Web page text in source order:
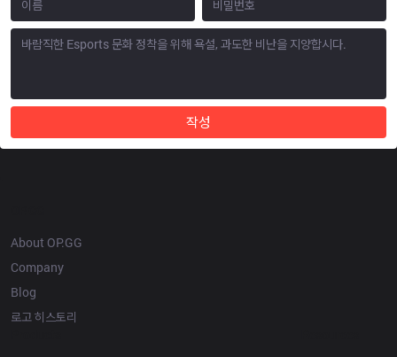
작성
About OP.GG
Company
Blog
로고 히스토리